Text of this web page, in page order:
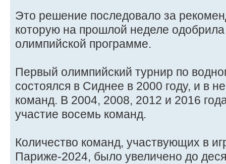
Это решение последовало за
которую на прошлой неделе
олимпийской программе.
Первый олимпийский турнир по
состоялся в Сиднее в 2000 году, и в
команд. В 2004, 2008, 2012 и 2016
участие восемь команд.
Количество команд, участвующих в
Париже-2024, было увеличено до